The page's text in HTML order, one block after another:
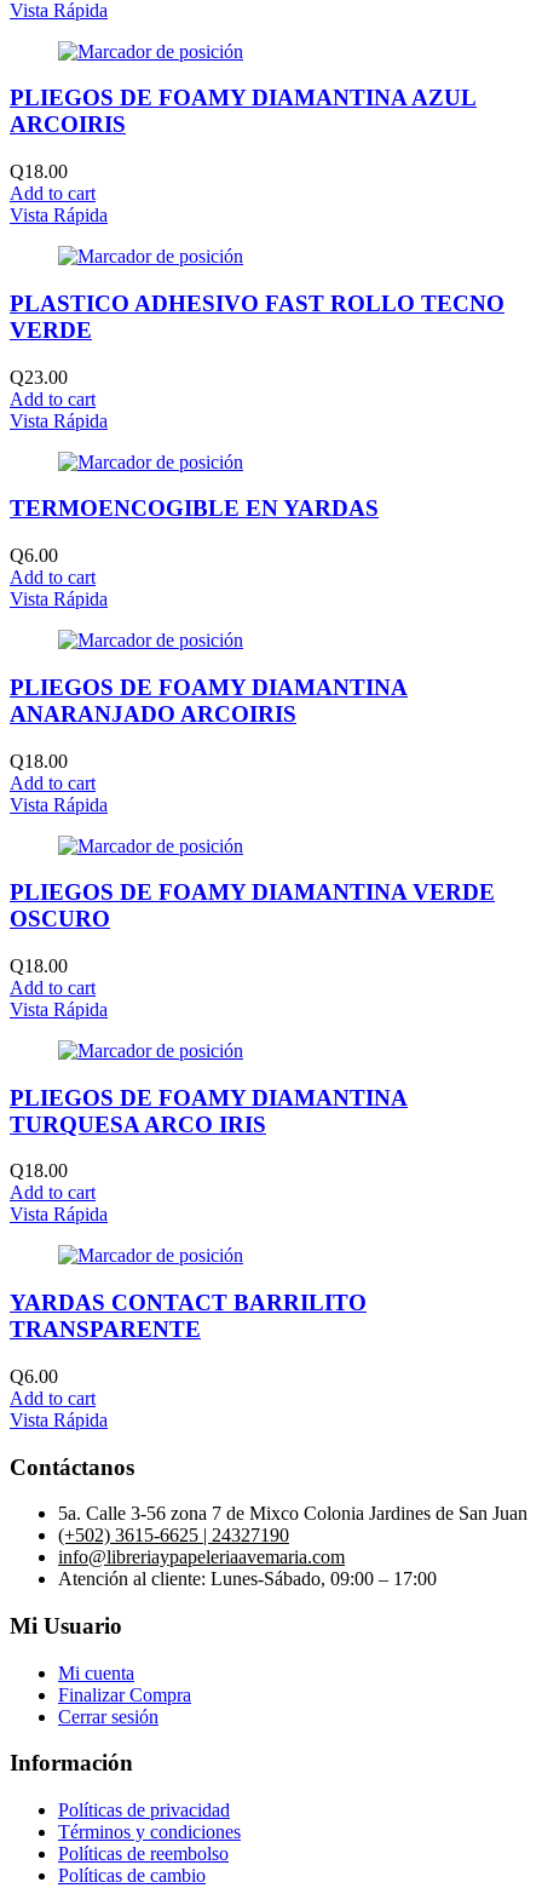
Vista Rápida
PLIEGOS DE FOAMY DIAMANTINA AZUL
ARCOIRIS
Q18.00
Add to cart
Vista Rápida
PLASTICO ADHESIVO FAST ROLLO TECNO
VERDE
Q23.00
Add to cart
Vista Rápida
TERMOENCOGIBLE EN YARDAS
Q6.00
Add to cart
Vista Rápida
PLIEGOS DE FOAMY DIAMANTINA
ANARANJADO ARCOIRIS
Q18.00
Add to cart
Vista Rápida
PLIEGOS DE FOAMY DIAMANTINA VERDE
OSCURO
Q18.00
Add to cart
Vista Rápida
PLIEGOS DE FOAMY DIAMANTINA
TURQUESA ARCO IRIS
Q18.00
Add to cart
Vista Rápida
YARDAS CONTACT BARRILITO
TRANSPARENTE
Q6.00
Add to cart
Vista Rápida
Contáctanos
5a. Calle 3-56 zona 7 de Mixco Colonia Jardines de San Juan
(+502) 3615-6625 | 24327190
info@libreriaypapeleriaavemaria.com
Atención al cliente: Lunes-Sábado, 09:00 – 17:00
Mi Usuario
Mi cuenta
Finalizar Compra
Cerrar sesión
Información
Políticas de privacidad
Términos y condiciones
Políticas de reembolso
Políticas de cambio